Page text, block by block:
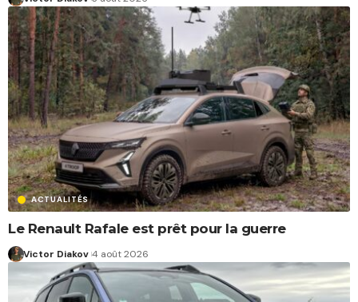
ACTUALITÉS
Le Renault Rafale est prêt pour la guerre
Victor Diakov 4 août 2026